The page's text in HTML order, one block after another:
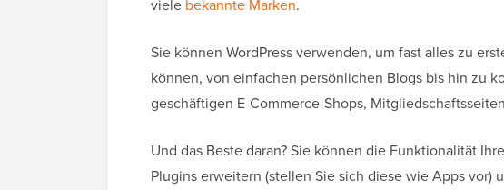
viele bekannte Marken.
Sie können WordPress verwenden, um fast alles zu
können, von einfachen persönlichen Blogs bis hin zu
geschäftigen E-Commerce-Shops,
Und das Beste daran? Sie können die Funktionalität
Plugins erweitern (stellen Sie sich diese wie Apps vor)